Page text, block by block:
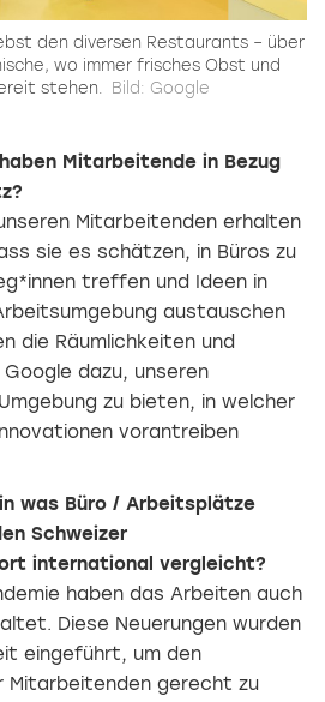
den diversen Restaurants – über
wo immer frisches Obst und
stehen.
Bild: Google
Mitarbeitende in Bezug
Mitarbeitenden erhalten
sie es schätzen, in Büros zu
treffen und Ideen in
austauschen
die Räumlichkeiten und
dazu, unseren
zu bieten, in welcher
vorantreiben
was Büro / Arbeitsplätze
Schweizer
international vergleicht?
haben das Arbeiten auch
Diese Neuerungen wurden
eingeführt, um den
Mitarbeitenden gerecht zu